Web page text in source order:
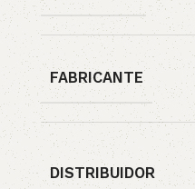
FABRICANTE
DISTRIBUIDOR